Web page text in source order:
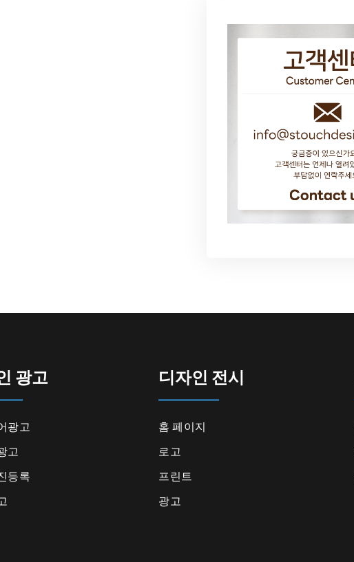
광고
광고
고
등록
디자인 전시
홈 페이지
로고
프린트
광고